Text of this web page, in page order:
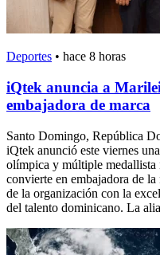
Deportes • hace 8 horas
iQtek anuncia a
embajadora de marca
Santo Domingo, República
iQtek anunció este viernes
olímpica y múltiple
convierte en embajadora de
de la organización con la
del talento dominicano. La